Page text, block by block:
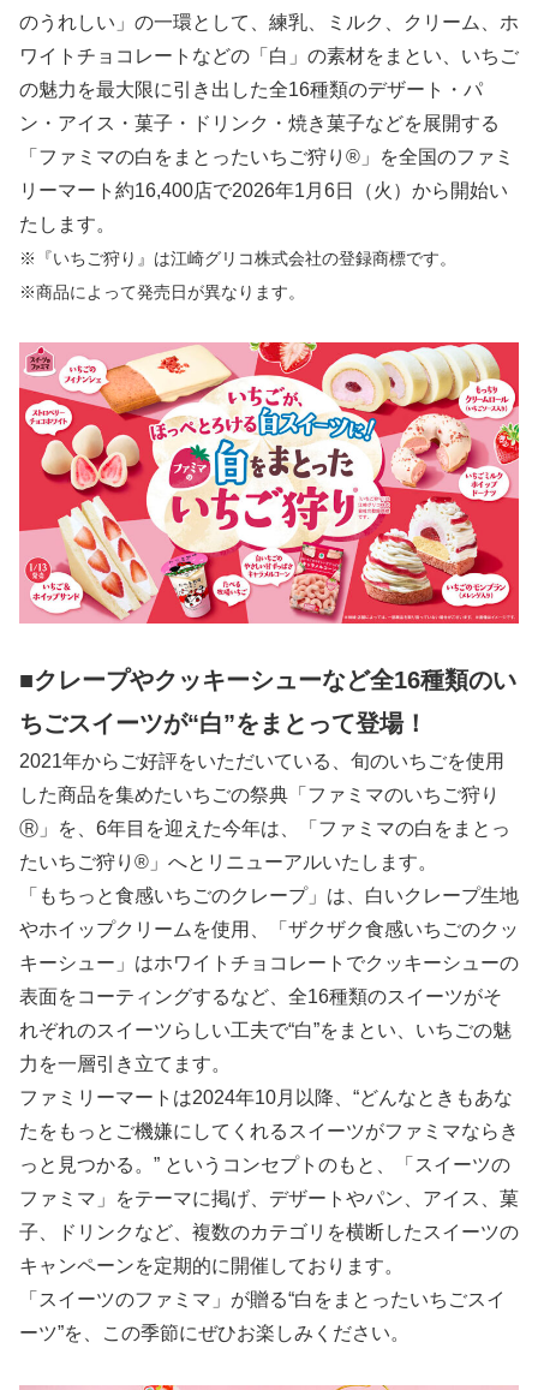
のうれしい」の一環として、練乳、ミルク、クリーム、ホ
ワイトチョコレートなどの「白」の素材をまとい、いちご
の魅力を最大限に引き出した全16種類のデザート・パ
ン・アイス・菓子・ドリンク・焼き菓子などを展開する
「ファミマの白をまとったいちご狩り®」を全国のファミ
リーマート約16,400店で2026年1月6日（火）から開始い
たします。
※『いちご狩り』は江崎グリコ株式会社の登録商標です。
※商品によって発売日が異なります。
■クレープやクッキーシューなど全16種類のい
ちごスイーツが“白”をまとって登場！
2021年からご好評をいただいている、旬のいちごを使用
した商品を集めたいちごの祭典「ファミマのいちご狩り
Ⓡ」を、6年目を迎えた今年は、「ファミマの白をまとっ
たいちご狩り®」へとリニューアルいたします。
「もちっと食感いちごのクレープ」は、白いクレープ生地
やホイップクリームを使用、「ザクザク食感いちごのクッ
キーシュー」はホワイトチョコレートでクッキーシューの
表面をコーティングするなど、全16種類のスイーツがそ
れぞれのスイーツらしい工夫で“白”をまとい、いちごの魅
力を一層引き立てます。
ファミリーマートは2024年10月以降、“どんなときもあな
たをもっとご機嫌にしてくれるスイーツがファミマならき
っと見つかる。” というコンセプトのもと、「スイーツの
ファミマ」をテーマに掲げ、デザートやパン、アイス、菓
子、ドリンクなど、複数のカテゴリを横断したスイーツの
キャンペーンを定期的に開催しております。
「スイーツのファミマ」が贈る“白をまとったいちごスイ
ーツ”を、この季節にぜひお楽しみください。